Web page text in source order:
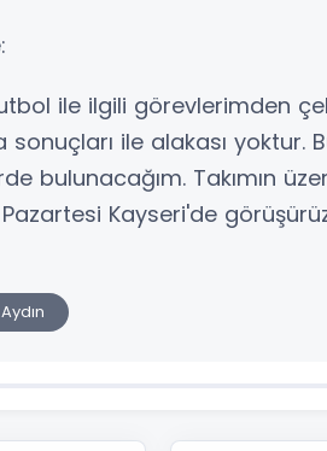
ile ilgili görevlerimden
sonuçları ile alakası yoktur.
bulunacağım. Takımın
Kayseri'de